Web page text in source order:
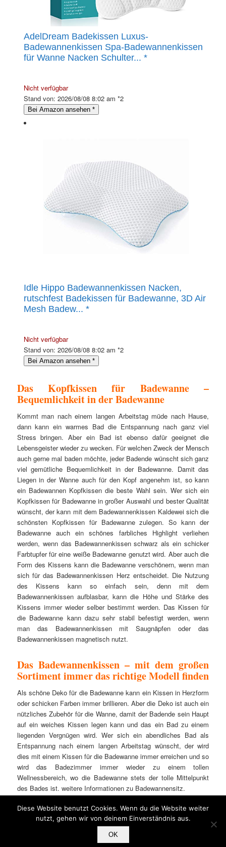
AdelDream Badekissen Luxus-
Badewannenkissen Spa-Badewannenkissen
für Wanne Nacken Schulter... *
Nicht verfügbar
Stand von: 2026/08/08 8:02 am *2
Bei Amazon ansehen *
Idle Hippo Badewannenkissen Nacken,
rutschfest Badekissen für Badewanne, 3D Air
Mesh Badew... *
Nicht verfügbar
Stand von: 2026/08/08 8:02 am *2
Bei Amazon ansehen *
Das Kopfkissen für Badewanne –
Bequemlichkeit in der Badewanne
Kommt man nach einem langen Arbeitstag müde nach Hause,
dann kann ein warmes Bad die Entspannung nach ganz viel
Stress bringen. Aber ein Bad ist ebenso dafür geeignet die
Lebensgeister wieder zu wecken. Für welchen Zweck der Mensch
auch gerne mal baden möchte, jeder Badende wünscht sich ganz
viel gemütliche Bequemlichkeit in der Badewanne. Damit das
Liegen in der Wanne auch für den Kopf angenehm ist, so kann
ein Badewannen Kopfkissen die beste Wahl sein. Wer sich ein
Kopfkissen für Badewanne in großer Auswahl und bester Qualität
wünscht, der kann mit dem Badewannenkissen Kaldewei sich die
schönsten Kopfkissen für Badewanne zulegen. So kann der
Badewanne auch ein schönes farbliches Highlight verliehen
werden, wenn das Badewannenkissen schwarz als ein schicker
Farbtupfer für eine weiße Badewanne genutzt wird. Aber auch die
Form des Kissens kann die Badewanne verschönern, wenn man
sich für das Badewannenkissen Herz entscheidet. Die Nutzung
des Kissens kann so einfach sein, denn mit dem
Badewannenkissen aufblasbar, kann die Höhe und Stärke des
Kissens immer wieder selber bestimmt werden. Das Kissen für
die Badewanne kann dazu sehr stabil befestigt werden, wenn
man das Badewannenkissen mit Saugnäpfen oder das
Badewannenkissen magnetisch nutzt.
Das Badewannenkissen – mit dem großen
Sortiment immer das richtige Modell finden
Als schöne Deko für die Badewanne kann ein Kissen in Herzform
oder schicken Farben immer brillieren. Aber die Deko ist auch ein
nützliches Zubehör für die Wanne, damit der Badende sein Haupt
auf ein weiches Kissen legen kann und das ein Bad zu einem
liegenden Vergnügen wird. Wer sich ein abendliches Bad als
Entspannung nach einem langen Arbeitstag wünscht, der wird
dies mit einem Kissen für die Badewanne immer erreichen und so
wird das Badezimmer immer wieder zu einem tollen
Wellnessbereich, wo die Badewanne stets der tolle Mittelpunkt
des Bades ist. weitere Informationen zu Badewannensitz.
Impressum
Als Amazon-Partner verdiene ich an qualifizierten Käufen
Diese Website benutzt Cookies. Wenn du die Website weiter
nutzt, gehen wir von deinem Einverständnis aus.
OK